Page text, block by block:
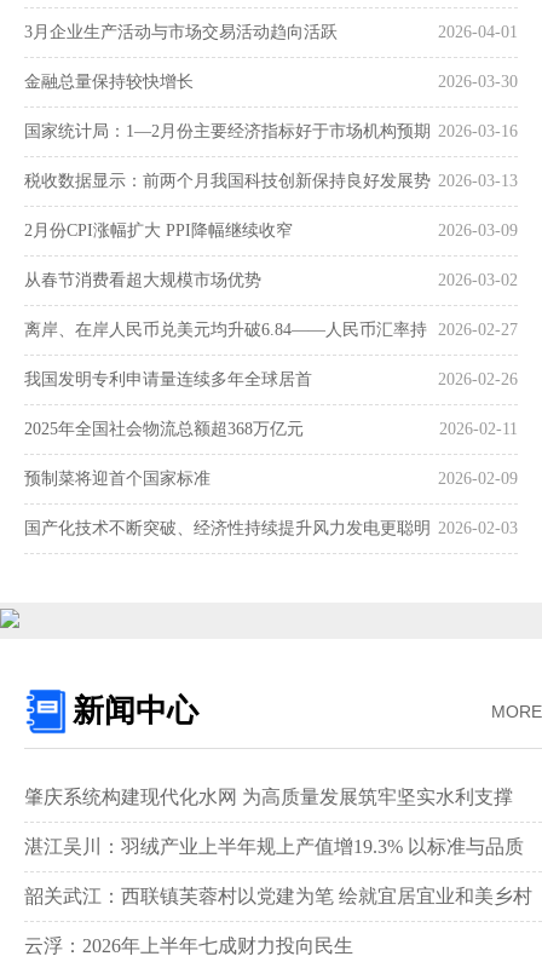
2026-04-01
3月企业生产活动与市场交易活动趋向活跃
2026-03-30
金融总量保持较快增长
2026-03-16
国家统计局：1—2月份主要经济指标好于市场机构预期
2026-03-13
税收数据显示：前两个月我国科技创新保持良好发展势
头 2026-03-09
2月份CPI涨幅扩大 PPI降幅继续收窄
2026-03-02
从春节消费看超大规模市场优势
2026-02-27
离岸、在岸人民币兑美元均升破6.84——人民币汇率持
续走强 2026-02-26
我国发明专利申请量连续多年全球居首
2026-02-11
2025年全国社会物流总额超368万亿元
2026-02-09
预制菜将迎首个国家标准
2026-02-03
国产化技术不断突破、经济性持续提升风力发电更聪明
MORE
新闻中心
肇庆系统构建现代化水网 为高质量发展筑牢坚实水利支撑‌
湛江吴川：羽绒产业上半年规上产值增19.3% 以标准与品质
领跑全国赛道‌
韶关武江：西联镇芙蓉村以党建为笔 绘就宜居宜业和美乡村
新画卷‌
云浮：2026年上半年七成财力投向民生